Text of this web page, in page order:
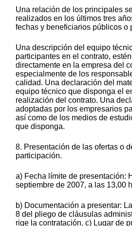
Una relación de los principales
realizados en los últimos tres
fechas y beneficiarios públicos o
Una descripción del equipo
participantes en el contrato,
directamente en la empresa del
especialmente de los
calidad. Una declaración del
equipo técnico que disponga el
realización del contrato. Una
adoptadas por los empresarios
así como de los medios de
que disponga.
8. Presentación de las ofertas o
participación.
a) Fecha límite de presentación:
septiembre de 2007, a las 13,00
b) Documentación a presentar:
8 del pliego de cláusulas
rige la contratación. c) Lugar de